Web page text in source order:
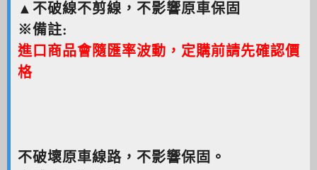
▲不破線不剪線，不影響原車保固
※備註:
進口商品會隨匯率波動，定購前請先確認價
格
不破壞原車線路，不影響保固。